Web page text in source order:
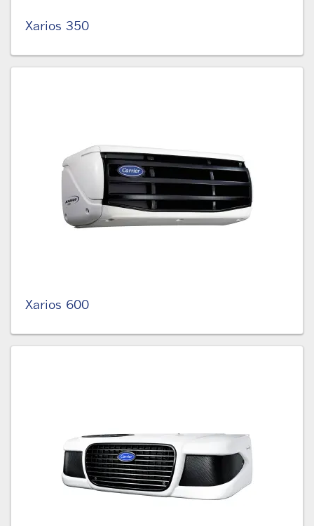
Xarios 350
Xarios 600